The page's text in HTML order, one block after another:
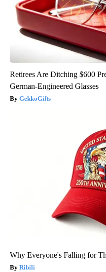
Retirees Are Ditching $600
German-Engineered Glasses
GekkoGifts
Why Everyone's Falling for
Ribili